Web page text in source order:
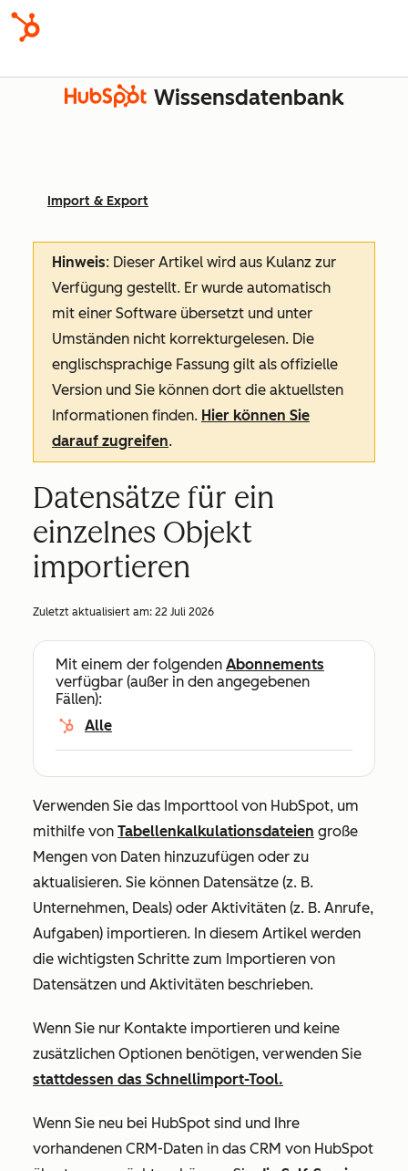
Wissensdatenbank
Import & Export
Hinweis: Dieser Artikel wird aus Kulanz zur
Verfügung gestellt. Er wurde automatisch
mit einer Software übersetzt und unter
Umständen nicht korrekturgelesen. Die
englischsprachige Fassung gilt als offizielle
Version und Sie können dort die aktuellsten
Informationen finden. Hier können Sie
darauf zugreifen.
Datensätze für ein
einzelnes Objekt
importieren
Zuletzt aktualisiert am: 22 Juli 2026
Mit einem der folgenden Abonnements
verfügbar (außer in den angegebenen
Fällen):
Alle
Verwenden Sie das Importtool von HubSpot, um
mithilfe von Tabellenkalkulationsdateien große
Mengen von Daten hinzuzufügen oder zu
aktualisieren. Sie können Datensätze (z. B.
Unternehmen, Deals) oder Aktivitäten (z. B. Anrufe,
Aufgaben) importieren. In diesem Artikel werden
die wichtigsten Schritte zum Importieren von
Datensätzen und Aktivitäten beschrieben.
Wenn Sie nur Kontakte importieren und keine
zusätzlichen Optionen benötigen, verwenden Sie
stattdessen das Schnellimport-Tool.
Wenn Sie neu bei HubSpot sind und Ihre
vorhandenen CRM-Daten in das CRM von HubSpot